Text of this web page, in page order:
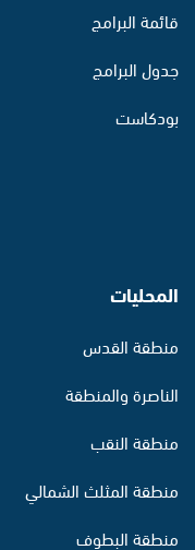
قائمة البرامج
جدول البرامج
بودكاست
المحليات
منطقة القدس
الناصرة والمنطقة
منطقة النقب
منطقة المثلث الشمالي
منطقة البطوف